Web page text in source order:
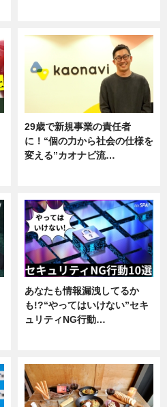
29歳で新規事業の責任者
に！“個の力から社会の仕様を
変える”カオナビ流…
あなたも情報漏洩してるか
も!?“やってはいけない”セキ
ュリティNG行動…